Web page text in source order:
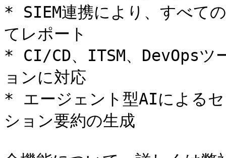
* SIEM連携により、すべて
てレポート
* CI/CD、ITSM、DevOpsツ
ョンに対応
* エージェント型AIによる
ション要約の生成